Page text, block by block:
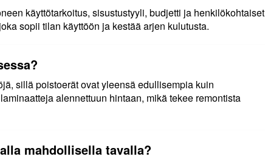
käyttötarkoitus, sisustustyyli, budjetti ja henkilökohtaiset
sopii tilan käyttöön ja kestää arjen kulutusta.
sillä poistoerät ovat yleensä edullisempia kuin
alennettuun hintaan, mikä tekee remontista
mahdollisella tavalla?